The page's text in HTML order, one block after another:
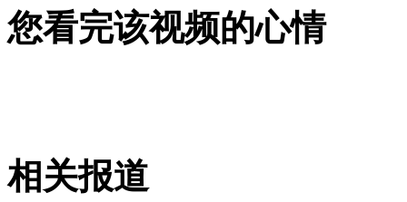
无痛分娩是否安全 医生回应
您看完该视频的心情
相关报道